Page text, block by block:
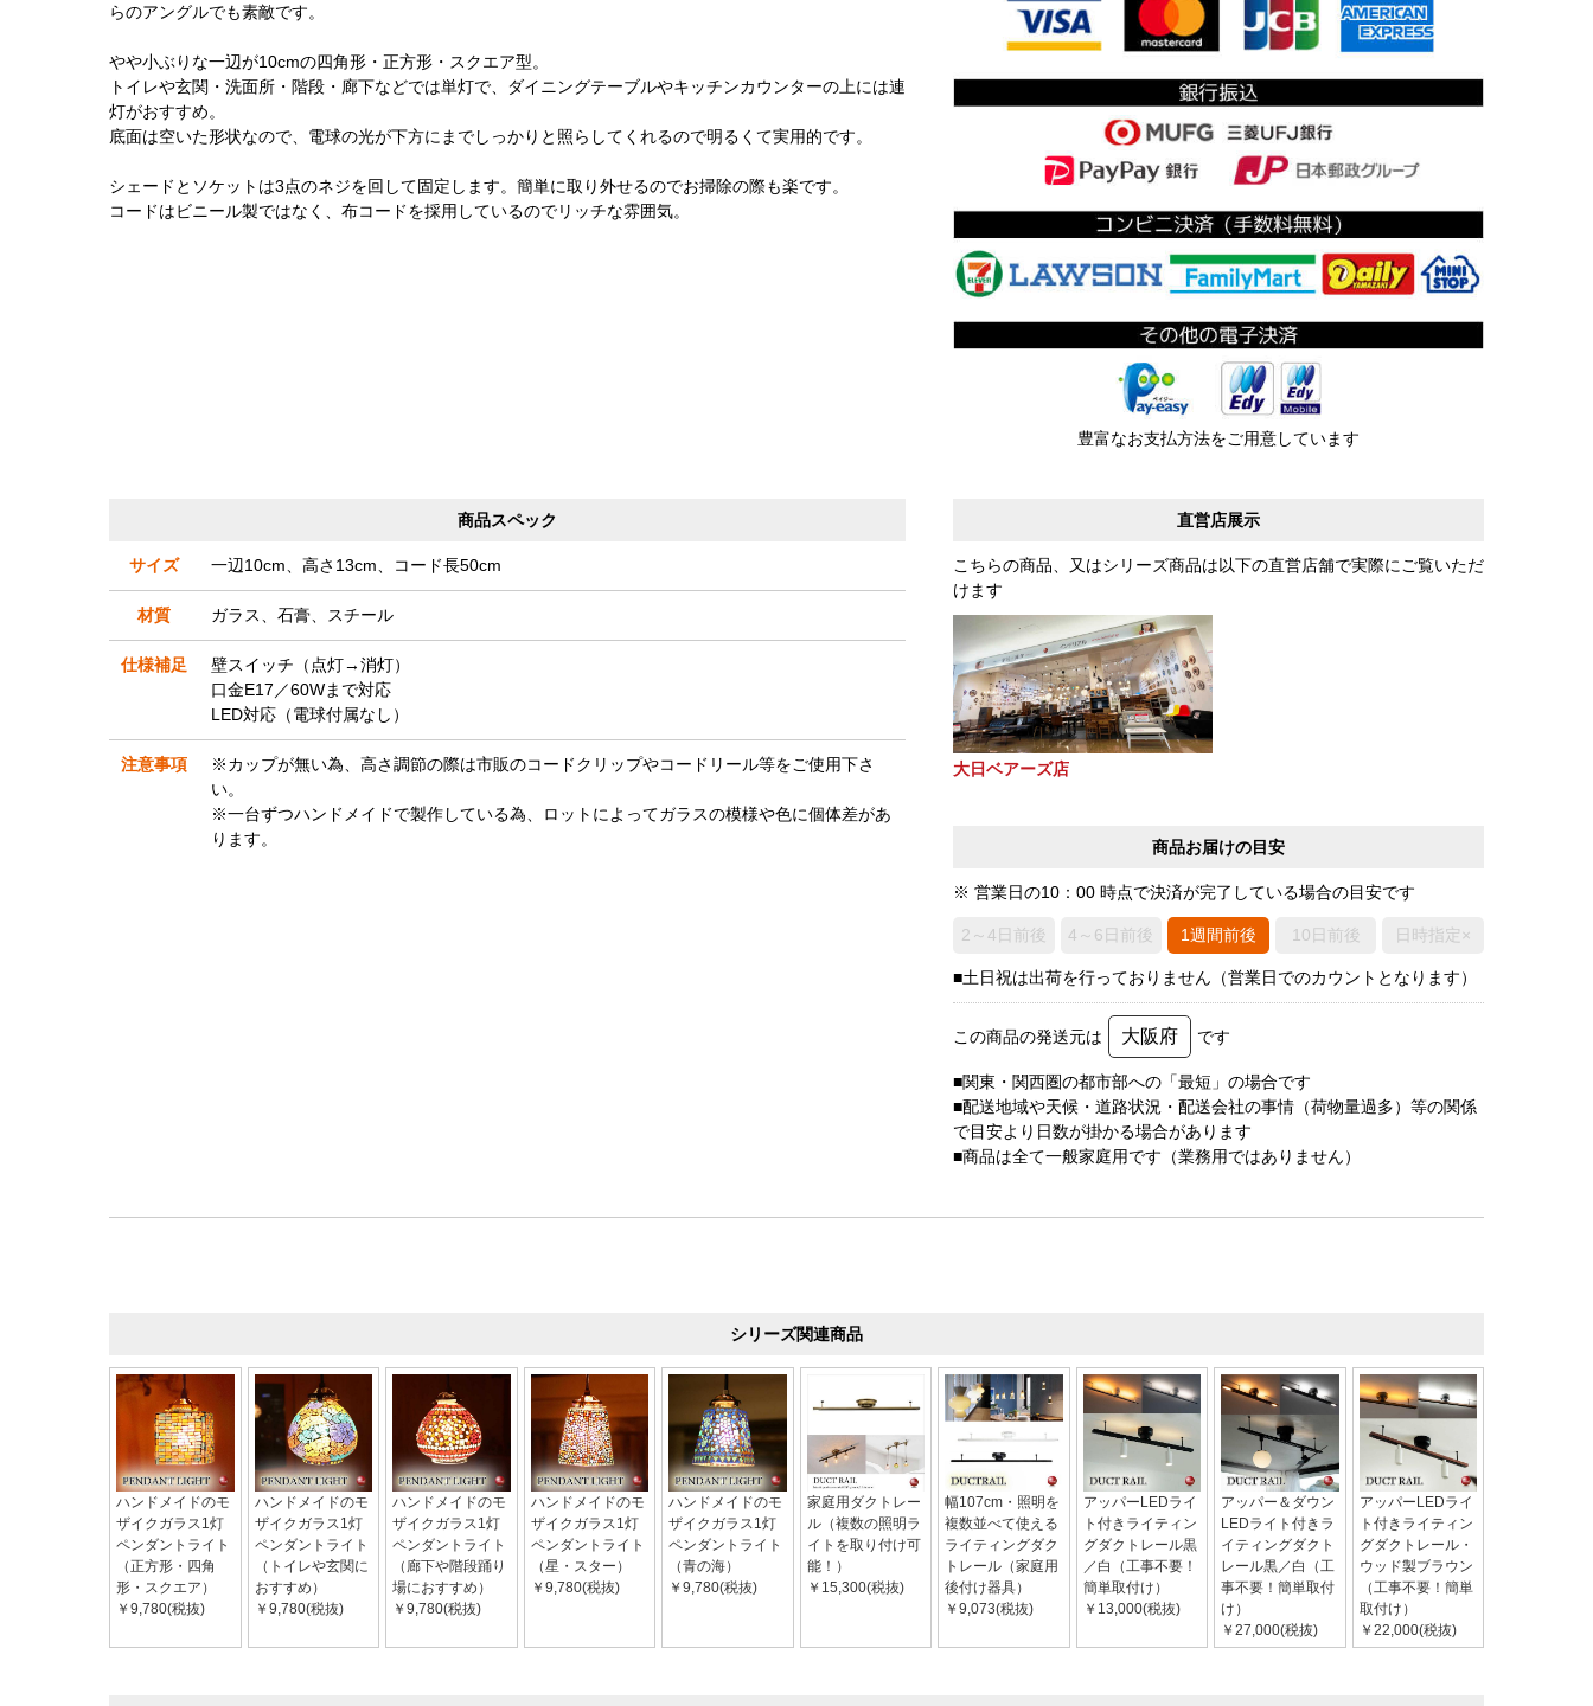
らのアングルでも素敵です。
やや小ぶりな一辺が10cmの四角形・正方形・スクエア型。
トイレや玄関・洗面所・階段・廊下などでは単灯で、ダイニングテーブルやキッチンカウンターの上には連
灯がおすすめ。
底面は空いた形状なので、電球の光が下方にまでしっかりと照らしてくれるので明るくて実用的です。
シェードとソケットは3点のネジを回して固定します。簡単に取り外せるのでお掃除の際も楽です。
コードはビニール製ではなく、布コードを採用しているのでリッチな雰囲気。
豊富なお支払方法をご用意しています
直営店展示
こちらの商品、又はシリーズ商品は以下の直営店舗で実際にご覧いただ
けます
大日ベアーズ店
商品お届けの目安
※ 営業日の10：00 時点で決済が完了している場合の目安です
2～4日前後 4～6日前後 1週間前後 10日前後 日時指定×
■土日祝は出荷を行っておりません（営業日でのカウントとなります）
この商品の発送元は 大阪府 です
■関東・関西圏の都市部への「最短」の場合です
■配送地域や天候・道路状況・配送会社の事情（荷物量過多）等の関係
で目安より日数が掛かる場合があります
■商品は全て一般家庭用です（業務用ではありません）
商品スペック
サイズ 一辺10cm、高さ13cm、コード長50cm
材質 ガラス、石膏、スチール
仕様補足
壁スイッチ（点灯→消灯）
口金E17／60Wまで対応
LED対応（電球付属なし）
注意事項
※カップが無い為、高さ調節の際は市販のコードクリップやコードリール等をご使用下さ
い。
※一台ずつハンドメイドで製作している為、ロットによってガラスの模様や色に個体差があ
ります。
シリーズ関連商品
ハンドメイドのモ
ザイクガラス1灯
ペンダントライト
（正方形・四角
形・スクエア）
￥9,780(税抜)
ハンドメイドのモ
ザイクガラス1灯
ペンダントライト
（トイレや玄関に
おすすめ）
￥9,780(税抜)
ハンドメイドのモ
ザイクガラス1灯
ペンダントライト
（廊下や階段踊り
場におすすめ）
￥9,780(税抜)
ハンドメイドのモ
ザイクガラス1灯
ペンダントライト
（星・スター）
￥9,780(税抜)
ハンドメイドのモ
ザイクガラス1灯
ペンダントライト
（青の海）
￥9,780(税抜)
家庭用ダクトレー
ル（複数の照明ラ
イトを取り付け可
能！）
￥15,300(税抜)
幅107cm・照明を
複数並べて使える
ライティングダク
トレール（家庭用
後付け器具）
￥9,073(税抜)
アッパーLEDライ
ト付きライティン
グダクトレール黒
／白（工事不要！
簡単取付け）
￥13,000(税抜)
アッパー＆ダウン
LEDライト付きラ
イティングダクト
レール黒／白（工
事不要！簡単取付
け）
￥27,000(税抜)
アッパーLEDライ
ト付きライティン
グダクトレール・
ウッド製ブラウン
（工事不要！簡単
取付け）
￥22,000(税抜)